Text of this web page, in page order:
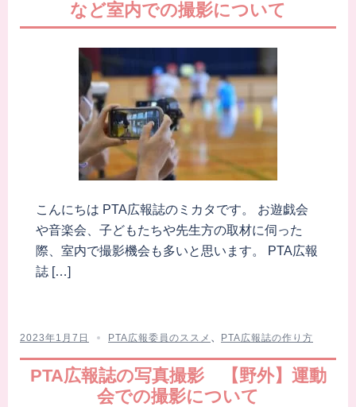
など室内での撮影について
こんにちは PTA広報誌のミカタです。 お遊戯会
や音楽会、子どもたちや先生方の取材に伺った
際、室内で撮影機会も多いと思います。 PTA広報
誌 […]
2023年1月7日 PTA広報委員のススメ 、 PTA広報誌の作り方
PTA広報誌の写真撮影 【野外】運動
会での撮影について